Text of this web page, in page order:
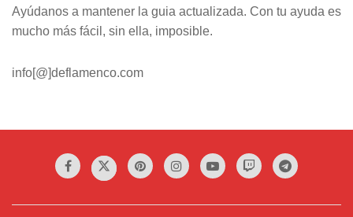
Ayúdanos a mantener la guia actualizada. Con tu ayuda es
mucho más fácil, sin ella, imposible.
info[@]deflamenco.com